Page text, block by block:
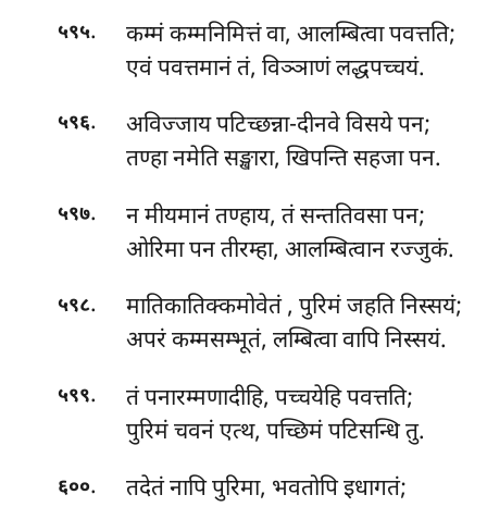
५९५.
कम्मं कम्मनिमित्तं वा, आलम्बित्वा पवत्तति;
एवं पवत्तमानं तं, विञ्ञाणं लद्धपच्चयं.
५९६.
अविज्जाय पटिच्छन्ना-दीनवे विसये पन;
तण्हा नमेति सङ्खारा, खिपन्ति सहजा पन.
५९७.
न मीयमानं तण्हाय, तं सन्ततिवसा पन;
ओरिमा पन तीरम्हा, आलम्बित्वान रज्जुकं.
५९८. मातिकातिक्कमोवेतं, पुरिमं जहति निस्सयं;
अपरं कम्मसम्भूतं, लम्बित्वा वापि निस्सयं.
५९९.
तं पनारम्मणादीहि, पच्चयेहि पवत्तति;
पुरिमं चवनं एत्थ, पच्छिमं पटिसन्धि तु.
६००.
तदेतं नापि पुरिमा, भवतोपि इधागतं;